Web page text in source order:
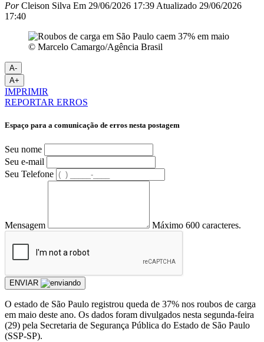
PorCleison Silva Em 29/06/2026 17:39 Atualizado 29/06/2026
17:40
© Marcelo Camargo/Agência Brasil
A-
A+
IMPRIMIR
REPORTAR ERROS
Espaço para a comunicação de erros nesta postagem
Seu nome
Seu e-mail
Seu Telefone
Mensagem Máximo 600 caracteres.
ENVIAR
O estado de São Paulo registrou queda de 37% nos roubos de carga
em maio deste ano. Os dados foram divulgados nesta segunda-feira
(29) pela Secretaria de Segurança Pública do Estado de São Paulo
(SSP-SP).